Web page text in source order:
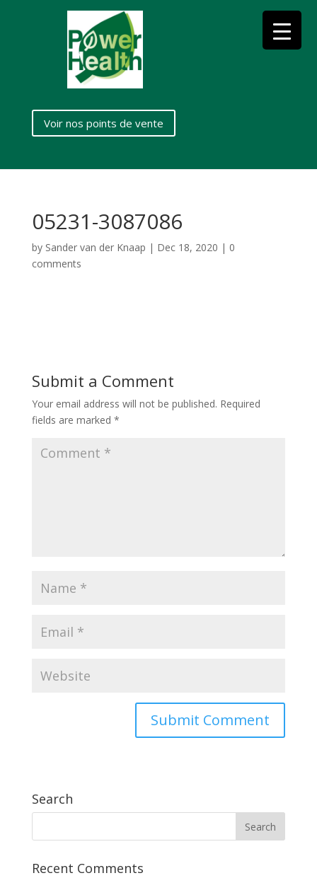
Voir nos points de vente
05231-3087086
by Sander van der Knaap | Dec 18, 2020 | 0
comments
Submit a Comment
Your email address will not be published. Required
fields are marked *
Search
Recent Comments